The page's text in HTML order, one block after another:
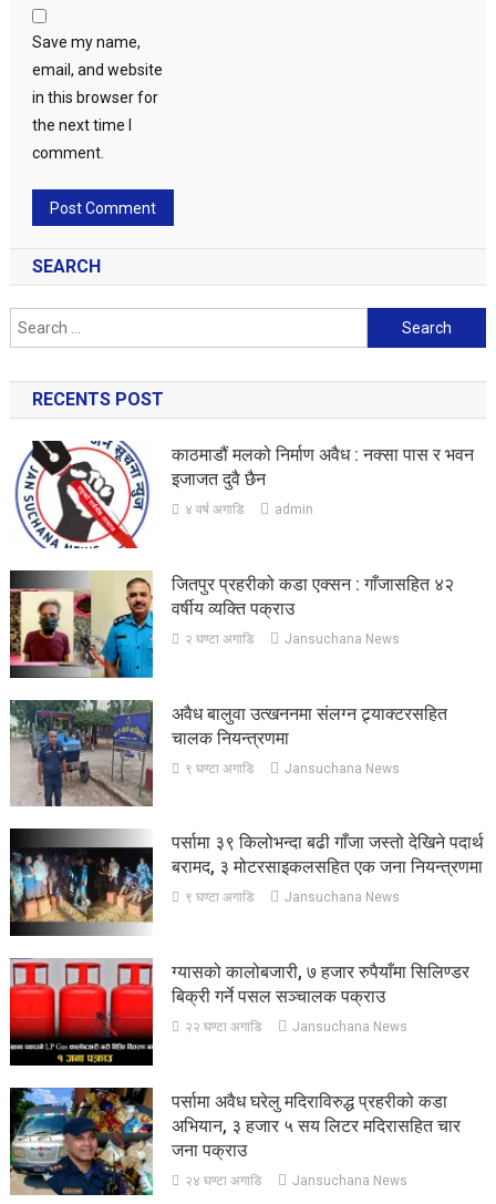
Save my name,
email, and website
in this browser for
the next time I
comment.
SEARCH
Search
for:
RECENTS POST
काठमाडौं मलको निर्माण अवैध : नक्सा पास र भवन
इजाजत दुवै छैन
४ वर्ष अगाडि admin
जितपुर प्रहरीको कडा एक्सन : गाँजासहित ४२
वर्षीय व्यक्ति पक्राउ
२ घण्टा अगाडि Jansuchana News
अवैध बालुवा उत्खननमा संलग्न ट्र्याक्टरसहित
चालक नियन्त्रणमा
९ घण्टा अगाडि Jansuchana News
पर्सामा ३९ किलोभन्दा बढी गाँजा जस्तो देखिने पदार्थ
बरामद, ३ मोटरसाइकलसहित एक जना नियन्त्रणमा
९ घण्टा अगाडि Jansuchana News
ग्यासको कालोबजारी, ७ हजार रुपैयाँमा सिलिण्डर
बिक्री गर्ने पसल सञ्चालक पक्राउ
२२ घण्टा अगाडि Jansuchana News
पर्सामा अवैध घरेलु मदिराविरुद्ध प्रहरीको कडा
अभियान, ३ हजार ५ सय लिटर मदिरासहित चार
जना पक्राउ
२४ घण्टा अगाडि Jansuchana News